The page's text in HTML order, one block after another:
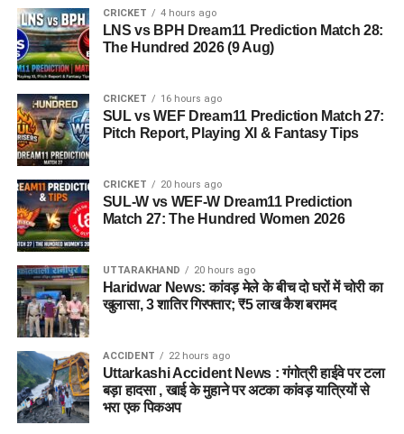
जेल नहीं, रेजिडेंशियल कॉम्प्लेक्स जैसा
होगा माहौल
आलंबन गांव की सबसे खास बात यही होगी कि यहां रहने वाली महिलाओं
और बच्चों को यह महसूस न हो कि वे किसी जेल या बंद संस्थान में रह रहे
हैं। इसके बजाय पूरा परिसर एक रेजिडेंशियल कॉम्प्लेक्स की तरह विकसित
किया जाएगा, जहां सुरक्षा के साथ रहने, पढ़ाई, दैनिक जीवन और सामाजिक
विकास से जुड़ी सुविधाएं उपलब्ध होंगी।
परिसर को आधुनिक सुविधाओं से लैस करने की योजना है। यहां आंगनबाड़ी
केंद्र भी खोले जाएंगे। जरूरत पड़ने पर प्राथमिक विद्यालय की सुविधा भी
उपलब्ध कराई जा सकती है। इस पहल का मकसद सिर्फ महिलाओं और
बच्चों को रहने की जगह देना नहीं, बल्कि उन्हें ऐसा वातावरण उपलब्ध कराना
है, जहां वे खुद को सुरक्षित, सम्मानित और परिवार का हिस्सा महसूस कर
सकें।
5 एकड़ जमीन की हो रही है तलाश
CRICKET 4 hours ago
LNS vs BPH Dream11 Prediction Match 28:
The Hundred 2026 (9 Aug)
CRICKET 16 hours ago
SUL vs WEF Dream11 Prediction Match 27:
Pitch Report, Playing XI & Fantasy Tips
CRICKET 20 hours ago
SUL-W vs WEF-W Dream11 Prediction
Match 27: The Hundred Women 2026
UTTARAKHAND 20 hours ago
Haridwar News: कांवड़ मेले के बीच दो घरों में चोरी का
खुलासा, 3 शातिर गिरफ्तार; ₹5 लाख कैश बरामद
ACCIDENT 22 hours ago
Uttarkashi Accident News : गंगोत्री हाईवे पर टला
बड़ा हादसा , खाई के मुहाने पर अटका कांवड़ यात्रियों से
भरा एक पिकअप